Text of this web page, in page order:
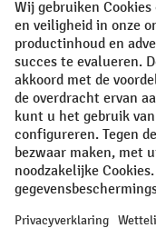
Algemene
Privacyverklaring
All prices excl. VAT plus
if not stated otherwise.
¹ De korting is geldig tot
andere aanbiedingen en
wordt éénmalig
worden bij een online